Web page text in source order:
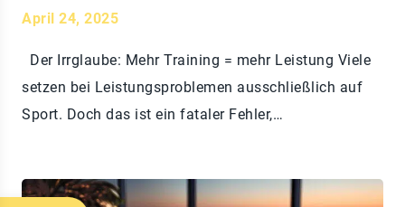
April 24, 2025
Der Irrglaube: Mehr Training = mehr Leistung Viele
setzen bei Leistungsproblemen ausschließlich auf
Sport. Doch das ist ein fataler Fehler,…